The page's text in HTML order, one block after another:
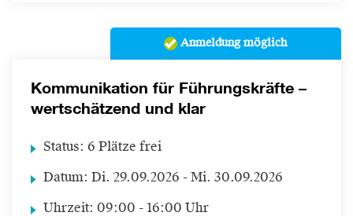
Anmeldung möglich
Kommunikation für Führungskräfte –
wertschätzend und klar
Status: 6 Plätze frei
Datum: Di. 29.09.2026 - Mi. 30.09.2026
Uhrzeit: 09:00 - 16:00 Uhr